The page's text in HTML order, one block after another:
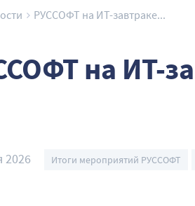
РУССОФТ на ИТ-завтраке...
на ИТ-
2026 Итоги мероприятий РУССОФТ